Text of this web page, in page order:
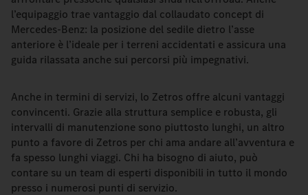
l’equipaggio trae vantaggio dal collaudato concept di
Mercedes-Benz: la posizione del sedile dietro l’asse
anteriore è l’ideale per i terreni accidentati e assicura una
guida rilassata anche sui percorsi più impegnativi.
Anche in termini di servizi, lo Zetros offre alcuni vantaggi
convincenti. Grazie alla struttura semplice e robusta, gli
intervalli di manutenzione sono piuttosto lunghi, un altro
punto a favore di Zetros per chi ama andare all’avventura e
fa spesso lunghi viaggi. Chi ha bisogno di aiuto, può
contare su un team di esperti disponibili in tutto il mondo
presso i numerosi punti di servizio.